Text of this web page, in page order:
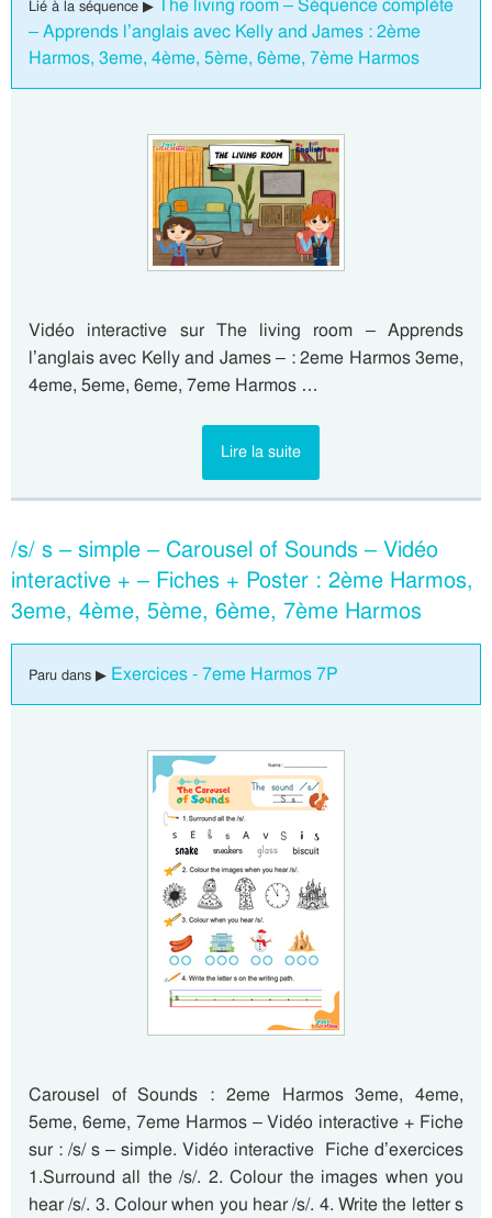
Lié à la séquence ▶
– Apprends l’anglais avec Kelly and James : 2ème
Harmos, 3eme, 4ème, 5ème, 6ème, 7ème Harmos
Vidéo interactive sur The living room – Apprends
l’anglais avec Kelly and James – : 2eme Harmos 3eme,
4eme, 5eme, 6eme, 7eme Harmos …
Lire la suite
/s/ s – simple – Carousel of Sounds – Vidéo
interactive + – Fiches + Poster : 2ème Harmos,
3eme, 4ème, 5ème, 6ème, 7ème Harmos
Paru dans ▶ Exercices - 7eme Harmos 7P
Carousel of Sounds : 2eme Harmos 3eme, 4eme,
5eme, 6eme, 7eme Harmos – Vidéo interactive + Fiche
sur : /s/ s – simple. Vidéo interactive Fiche d’exercices
1.Surround all the /s/. 2. Colour the images when you
hear /s/. 3. Colour when you hear /s/. 4. Write the letter s